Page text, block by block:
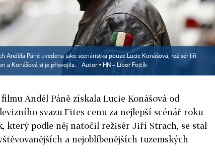
Anděla Páně uvedena jako scenáristka pouze Lucie Konášová, režisér Jiří
a Konášová si je přisvojila.
Autor ▪ HN – Libor Fojtík
Anděl Páně získala Lucie Konášová od
svazu Fites cenu za nejlepší scénář roku
který podle něj natočil režisér Jiří Strach, se stal
a nejoblíbenějších tuzemských